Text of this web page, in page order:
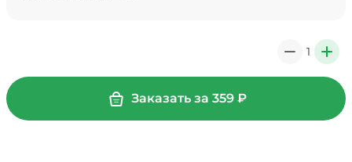
Огурцы маринованные (10 г)
1 +
Заказать за 359 ₽